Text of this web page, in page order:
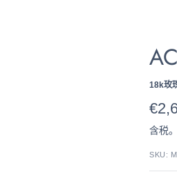
18k玫
售
价
含税
SKU: